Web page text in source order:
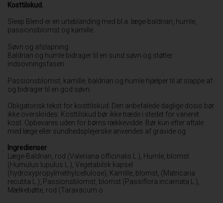
Kosttilskud.
Sleep Blend er en urteblanding med bl.a. læge-baldrian, humle,
passionsblomst og kamille.
Søvn og afslapning:
Baldrian og humle bidrager til en sund søvn og støtter
indsovningsfasen.
Passionsblomst, kamille, baldrian og humle hjælper til at slappe af
og bidrager til en god søvn.
Obligatorisk tekst for kosttilskud: Den anbefalede daglige dosis bør
ikke overskrides. Kosttilskud bør ikke træde i stedet for varieret
kost. Opbevares uden for børns rækkevidde. Bør kun efter aftale
med læge eller sundhedsplejerske anvendes af gravide og
Ingredienser
Læge-Baldrian, rod (Valeriana officinalis L.), Humle, blomst
(Humulus lupulus L.), Vegetabilsk kapsel
(hydroxypropylmethylcellulose), Kamille, blomst, (Matricaria
recutita L.), Passionsblomst, blomst (Passiflora incarnata L.),
Mælkebøtte, rod (Taraxacum o